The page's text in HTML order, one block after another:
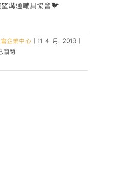
溝通輔具協會🐦
企業中心 11 4 月, 2019
關閉